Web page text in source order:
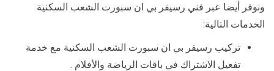
ونوفر أيضا عبر فني رسيفر بي ان سبورت الشعب السكنية
الخدمات التالية:
تركيب رسيفر بي ان سبورت الشعب السكنية مع خدمة
تفعيل الاشتراك في باقات الرياضة والأفلام .